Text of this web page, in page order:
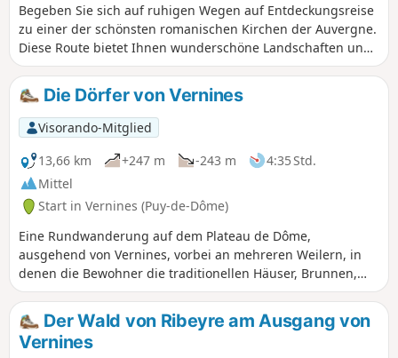
Begeben Sie sich auf ruhigen Wegen auf Entdeckungsreise
zu einer der schönsten romanischen Kirchen der Auvergne.
Diese Route bietet Ihnen wunderschöne Landschaften und
führt durch Weiler mit schönen Bauernhöfen, Brunnen und
Waschhäusern.
Die Dörfer von Vernines
Visorando-Mitglied
13,66 km
+247 m -243 m
4:35 Std.
Mittel
Start in Vernines (Puy-de-Dôme)
Eine Rundwanderung auf dem Plateau de Dôme,
ausgehend von Vernines, vorbei an mehreren Weilern, in
denen die Bewohner die traditionellen Häuser, Brunnen,
Waschhäuser, Hufschmieden und andere
Gemeinschaftsöfen erhalten haben. Einige Abschnitte am
Ende der Wanderung führen über kleine, wenig begehene
Straßen und bieten freie Sicht auf die Chaîne des Puys.
Der Wald von Ribeyre am Ausgang von
Vernines